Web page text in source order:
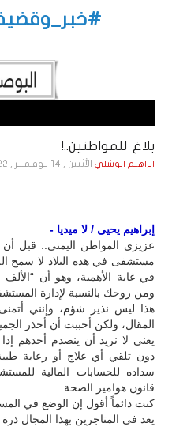
بلاغ للمواطنين..!
ابراهيم الوشلي الأثنين , 14 نـوفـمـبـر , 2022 الساعة 6:42:13 PM
إبراهيم يحيى / لا ميديا -
عزيزي المواطن اليمني.. قبل
مستشفى في هذه البلاد لا سمح
في غاية الأهمية، وهو أن
ومن روحك بالنسبة لإدارة
هذا ليس نذير شؤم، وإنني
المقال، ولكن أحببت أن أحذر
يعني لا نريد أن ينصدم أحدهم
دون تلقي أي علاج أو رعاية
سداده للحسابات المالية
قانون هوامير الصحة.
كنت دائماً أقول إن الوضع في
يعد في المتاجرين بهذا المجال ذرة